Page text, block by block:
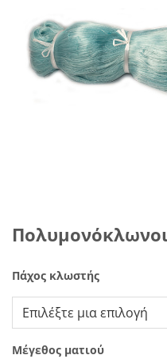
Πάχος κλωστής
Μέγεθος ματιού